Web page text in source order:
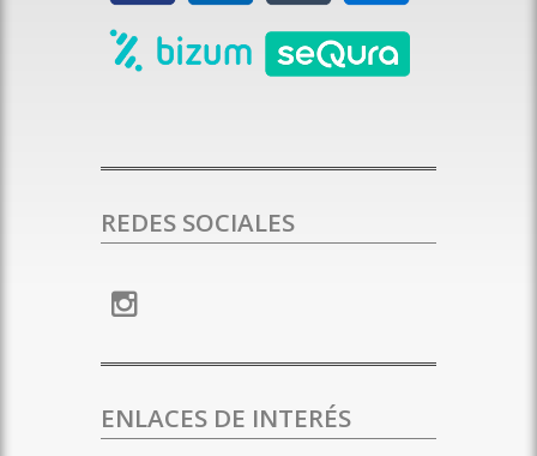
REDES SOCIALES
ENLACES DE INTERÉS